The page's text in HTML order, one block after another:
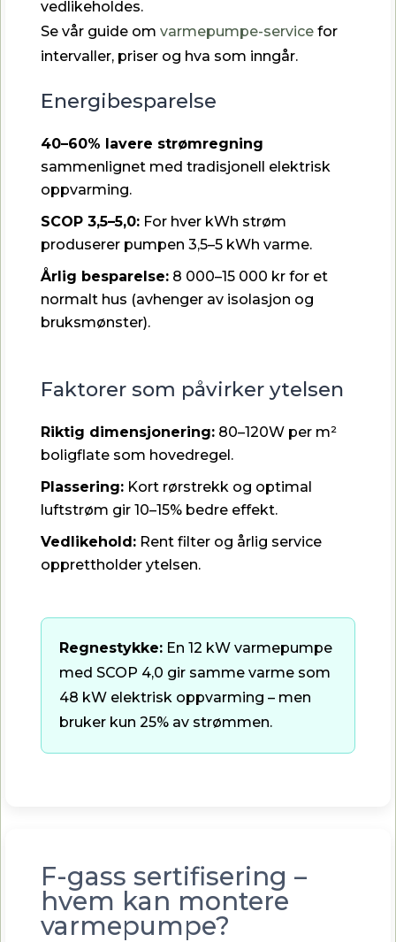
vedlikeholdes.
Se vår guide om varmepumpe-service for
intervaller, priser og hva som inngår.
Energibesparelse
40–60% lavere strømregning
sammenlignet med tradisjonell elektrisk
oppvarming.
SCOP 3,5–5,0: For hver kWh strøm
produserer pumpen 3,5–5 kWh varme.
Årlig besparelse: 8 000–15 000 kr for et
normalt hus (avhenger av isolasjon og
bruksmønster).
Faktorer som påvirker ytelsen
Riktig dimensjonering: 80–120W per m²
boligflate som hovedregel.
Plassering: Kort rørstrekk og optimal
luftstrøm gir 10–15% bedre effekt.
Vedlikehold: Rent filter og årlig service
opprettholder ytelsen.
Regnestykke: En 12 kW varmepumpe
med SCOP 4,0 gir samme varme som
48 kW elektrisk oppvarming – men
bruker kun 25% av strømmen.
F-gass sertifisering –
hvem kan montere
varmepumpe?